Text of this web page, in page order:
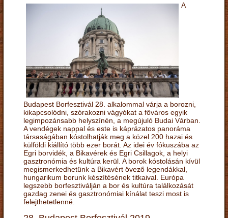
A
Budapest Borfesztivál 28. alkalommal várja a borozni,
kikapcsolódni, szórakozni vágyókat a főváros egyik
legimpozánsabb helyszínén, a megújuló Budai Várban.
A vendégek nappal és este is káprázatos panoráma
társaságában kóstolhatják meg a közel 200 hazai és
külföldi kiállító több ezer borát. Az idei év fókuszába az
Egri borvidék, a Bikavérek és Egri Csillagok, a helyi
gasztronómia és kultúra kerül. A borok kóstolásán kívül
megismerkedhetünk a Bikavért övező legendákkal,
hungarikum borunk készítésének titkaival. Európa
legszebb borfesztiválján a bor és kultúra találkozását
gazdag zenei és gasztronómiai kínálat teszi most is
felejthetetlenné.